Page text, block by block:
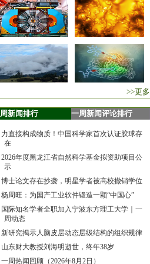
>>更多
新闻排行 一周新闻评论排行
力直接构成物质！中国科学家首次认证胶球存
在
2026年度黑龙江省自然科学基金拟资助项目公
示
博士论文存在抄袭，明星学者被高校撤销学位
杨周旺：为国产工业软件锻造一颗“中国心”
国际知名学者全职加入宁波东方理工大学｜一
周动态
新研究揭示人脑皮层动态层级结构的组织规律
山东财大教授刘海明逝世，终年38岁
一周热闻回顾（2026年8月2日）